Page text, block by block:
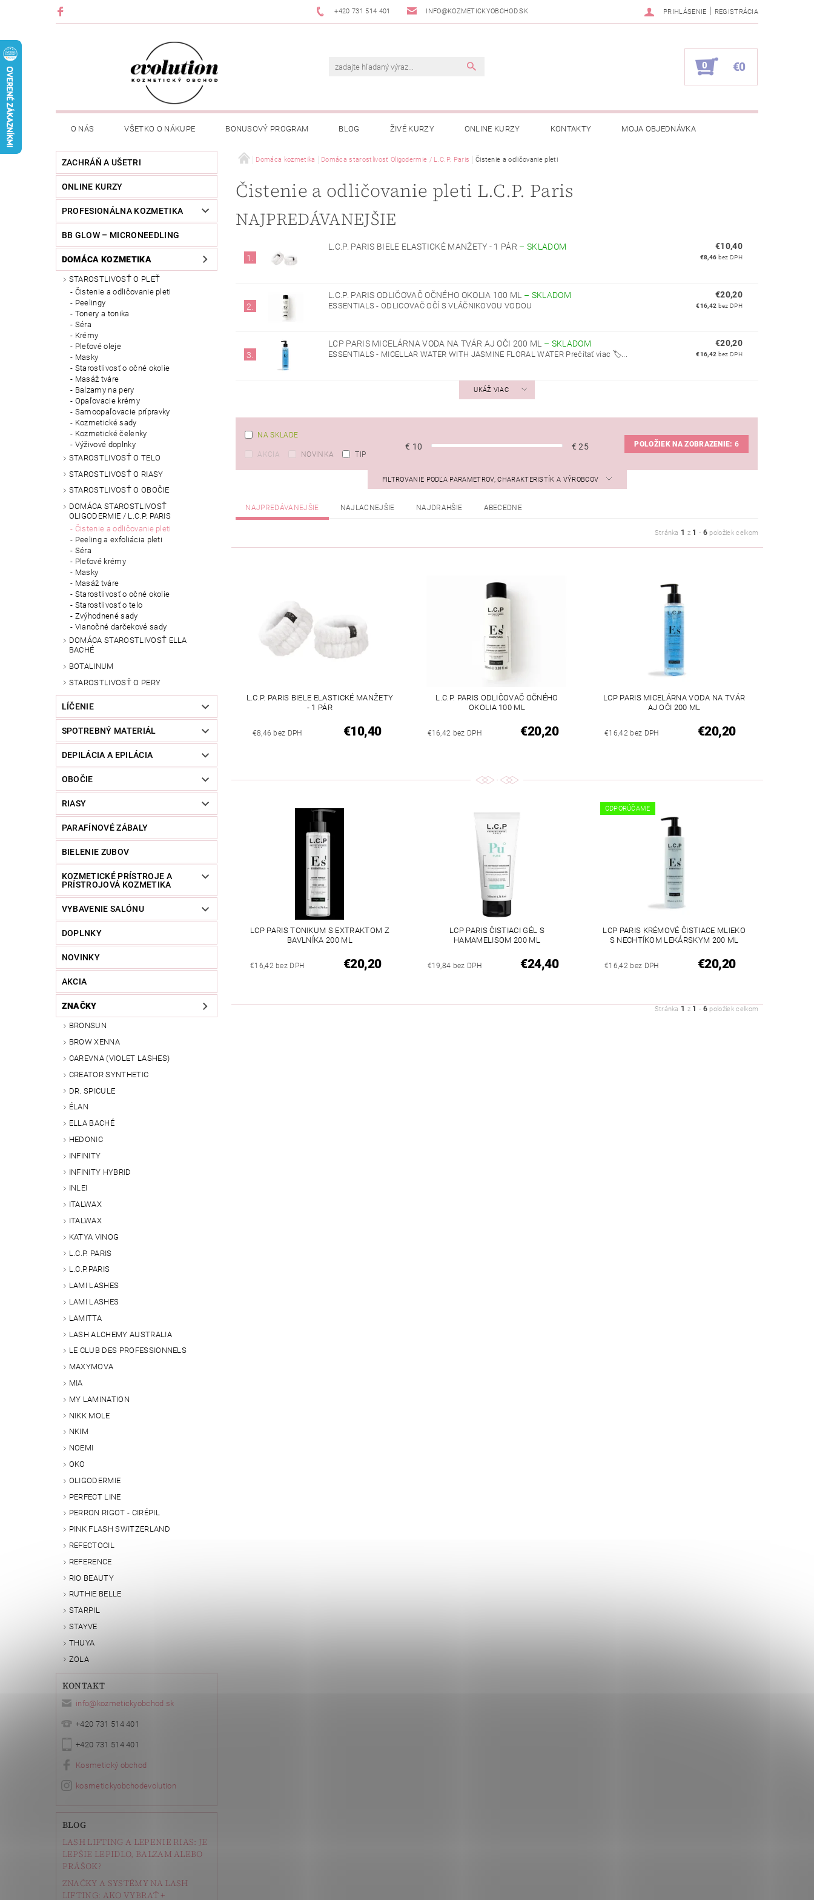
+420 731 514 401 INFO@KOZMETICKYOBCHOD.SK PRIHLÁSENIE | REGISTRÁCIA
0 €0
O NÁS VŠETKO O NÁKUPE BONUSOVÝ PROGRAM BLOG ŽIVÉ KURZY ONLINE KURZY KONTAKTY MOJA OBJEDNÁVKA
ZACHRÁŇ A UŠETRI
ONLINE KURZY
PROFESIONÁLNA KOZMETIKA
BB GLOW – MICRONEEDLING
DOMÁCA KOZMETIKA
STAROSTLIVOSŤ O PLEŤ
Čistenie a odličovanie pleti
Peelingy
Tonery a tonika
Séra
Krémy
Pleťové oleje
Masky
Starostlivosť o očné okolie
Masáž tváre
Balzamy na pery
Opaľovacie krémy
Samoopaľovacie prípravky
Kozmetické sady
Kozmetické čelenky
Výživové doplnky
STAROSTLIVOSŤ O TELO
STAROSTLIVOSŤ O RIASY
STAROSTLIVOSŤ O OBOČIE
DOMÁCA STAROSTLIVOSŤ
OLIGODERMIE / L.C.P. PARIS
Čistenie a odličovanie pleti
Peeling a exfoliácia pleti
Séra
Pleťové krémy
Masky
Masáž tváre
Starostlivosť o očné okolie
Starostlivosť o telo
Zvýhodnené sady
Vianočné darčekové sady
DOMÁCA STAROSTLIVOSŤ ELLA
BACHÉ
BOTALINUM
STAROSTLIVOSŤ O PERY
LÍČENIE
SPOTREBNÝ MATERIÁL
DEPILÁCIA A EPILÁCIA
OBOČIE
RIASY
PARAFÍNOVÉ ZÁBALY
BIELENIE ZUBOV
KOZMETICKÉ PRÍSTROJE A
PRÍSTROJOVÁ KOZMETIKA
VYBAVENIE SALÓNU
DOPLNKY
NOVINKY
AKCIA
ZNAČKY
BRONSUN
BROW XENNA
CAREVNA (VIOLET LASHES)
CREATOR SYNTHETIC
DR. SPICULE
ÉLAN
ELLA BACHÉ
HEDONIC
INFINITY
INFINITY HYBRID
INLEI
ITALWAX
ITALWAX
KATYA VINOG
L.C.P. PARIS
L.C.P.PARIS
LAMI LASHES
LAMI LASHES
LAMITTA
LASH ALCHEMY AUSTRALIA
LE CLUB DES PROFESSIONNELS
MAXYMOVA
MIA
MY LAMINATION
NIKK MOLE
NKIM
NOEMI
OKO
OLIGODERMIE
PERFECT LINE
PERRON RIGOT - CIRÉPIL
PINK FLASH SWITZERLAND
REFECTOCIL
REFERENCE
RIO BEAUTY
RUTHIE BELLE
STARPIL
STAYVE
THUYA
ZOLA
KONTAKT
info@ kozmetickyobchod.sk
+420 731 514 401
+420 731 514 401
Kosmetický obchod
kosmetickyobchodevolution
BLOG
LASH LIFTING A LEPENIE RIAS: JE
LEPŠIE LEPIDLO, BALZAM ALEBO
PRÁŠOK?
ZNAČKY A SYSTÉMY NA LASH
LIFTING: AKO VYBRAŤ +
Domáca kozmetika Domáca starostlivosť Oligodermie / L.C.P. Paris Čistenie a odličovanie pleti
Čistenie a odličovanie pleti L.C.P. Paris
NAJPREDÁVANEJŠIE
1.
L.C.P. PARIS BIELE ELASTICKÉ MANŽETY - 1 PÁR – SKLADOM €10,40
€8,46 bez DPH
2.
L.C.P. PARIS ODLIČOVAČ OČNÉHO OKOLIA 100 ML – SKLADOM
ESSENTIALS - ODLICOVAČ OČÍ S VLÁČNIKOVOU VODOU
€20,20
€16,42 bez DPH
3.
LCP PARIS MICELÁRNA VODA NA TVÁR AJ OČI 200 ML – SKLADOM
ESSENTIALS - MICELLAR WATER WITH JASMINE FLORAL WATER Prečítať viac 🏷️...
€20,20
€16,42 bez DPH
UKÁŽ VIAC
NA SKLADE
AKCIA NOVINKA TIP
€ 10 €25 POLOŽIEK NA ZOBRAZENIE:6
FILTROVANIE PODĽA PARAMETROV, CHARAKTERISTÍK A VÝROBCOV
NAJPREDÁVANEJŠIE NAJLACNEJŠIE NAJDRAHŠIE ABECEDNE
Stránka 1 z 1 - 6 položiek celkom
L.C.P. PARIS BIELE ELASTICKÉ MANŽETY
- 1 PÁR
€8,46 bez DPH €10,40
L.C.P. PARIS ODLIČOVAČ OČNÉHO
OKOLIA 100 ML
€16,42 bez DPH €20,20
LCP PARIS MICELÁRNA VODA NA TVÁR
AJ OČI 200 ML
€16,42 bez DPH €20,20
LCP PARIS TONIKUM S EXTRAKTOM Z
BAVLNÍKA 200 ML
€16,42 bez DPH €20,20
LCP PARIS ČISTIACI GÉL S
HAMAMELISOM 200 ML
€19,84 bez DPH €24,40
ODPORÚČAME
LCP PARIS KRÉMOVÉ ČISTIACE MLIEKO
S NECHTÍKOM LEKÁRSKYM 200 ML
€16,42 bez DPH €20,20
Stránka 1 z 1 - 6 položiek celkom